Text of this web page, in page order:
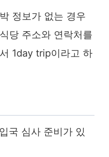
정보가 없는 경우
당 주소와 연락처를
1day trip이라고 하
국 심사 준비가 있